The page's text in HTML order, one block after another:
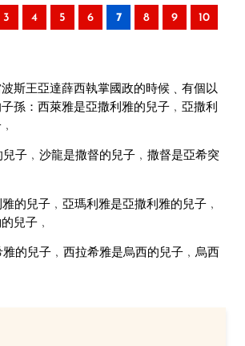
3 4 5 6 7 8 9 10
斯王亞達薛西執掌國政的時候﹑有個以
孫：西萊雅是亞撒利雅的兒子﹐亞撒利
子﹐沙龍是撒督的兒子﹐撒督是亞希突
的兒子﹐亞瑪利雅是亞撒利雅的兒子﹐
兒子﹐
的兒子﹐西拉希雅是烏西的兒子﹐烏西